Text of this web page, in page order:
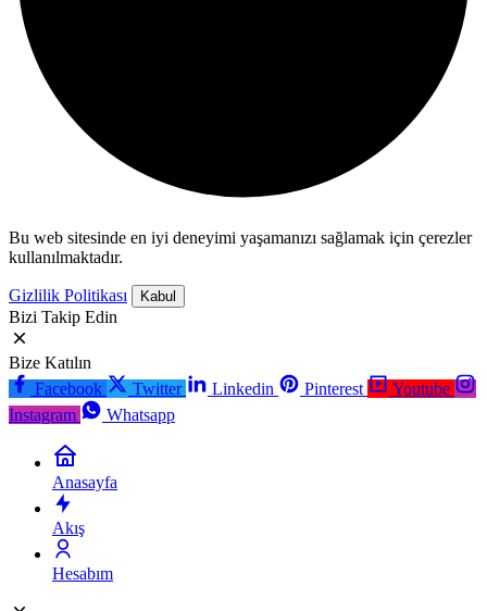
Bu web sitesinde en iyi deneyimi yaşamanızı sağlamak için çerezler
kullanılmaktadır.
Gizlilik Politikası Kabul
Bizi Takip Edin
Bize Katılın
Facebook
Twitter Linkedin Pinterest
Youtube
Instagram
Whatsapp
Anasayfa
Akış
Hesabım